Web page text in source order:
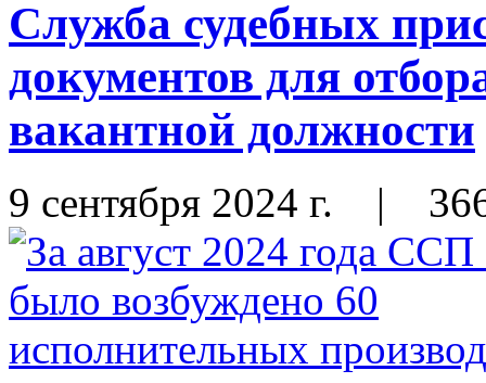
Служба судебных
документов для
вакантной должности
9 сентября 2024 г. |